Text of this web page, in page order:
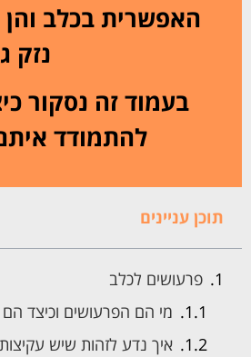
האפשרית בכלב
נזק
בעמוד זה נסקור
להתמודד
תוכן עניינים
פרעושים לכלב
מי הם הפרעושים וכיצד
איך נדע לזהות שיש